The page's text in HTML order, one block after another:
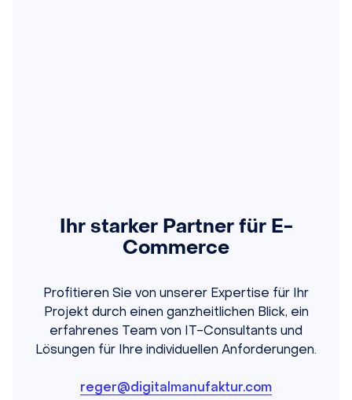
Ihr starker Partner für E-
Commerce
Profitieren Sie von unserer Expertise für Ihr
Projekt durch einen ganzheitlichen Blick, ein
erfahrenes Team von IT-Consultants und
Lösungen für Ihre individuellen Anforderungen.
reger@digitalmanufaktur.com